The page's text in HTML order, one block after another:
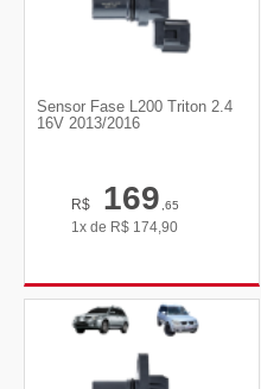
Sensor Fase L200 Triton 2.4
16V 2013/2016
R$ 169,65
1x de R$ 174,90